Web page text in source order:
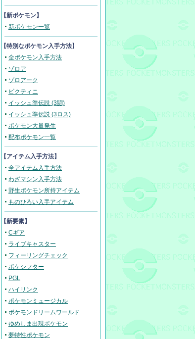
【新ポケモン】
新ポケモン一覧
【特別なポケモン入手方法】
全ポケモン入手方法
ゾロア
ゾロアーク
ビクティニ
イッシュ準伝説 (3闘)
イッシュ準伝説 (3ロス)
ポケモン大量発生
配布ポケモン一覧
【アイテム入手方法】
全アイテム入手方法
わざマシン入手方法
野生ポケモン所持アイテム
ものひろい入手アイテム
【新要素】
Cギア
ライブキャスター
フィーリングチェック
ポケシフター
PGL
ハイリンク
ポケモンミュージカル
ポケモンドリームワールド
ゆめしま出現ポケモン
夢特性ポケモン